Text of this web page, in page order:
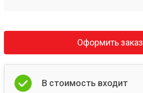
Оформить заказ
В стоимость входит